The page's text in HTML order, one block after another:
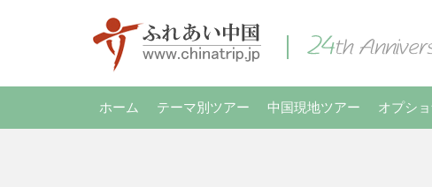
ホーム テーマ別ツアー 中国現地ツアー オプシ